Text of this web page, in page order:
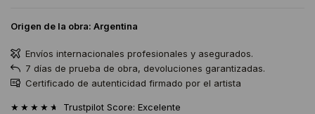
Origen de la obra: Argentina
Envíos internacionales profesionales y asegurados.
7 días de prueba de obra, devoluciones garantizadas.
Certificado de autenticidad firmado por el artista
★★★★★ Trustpilot Score: Excelente